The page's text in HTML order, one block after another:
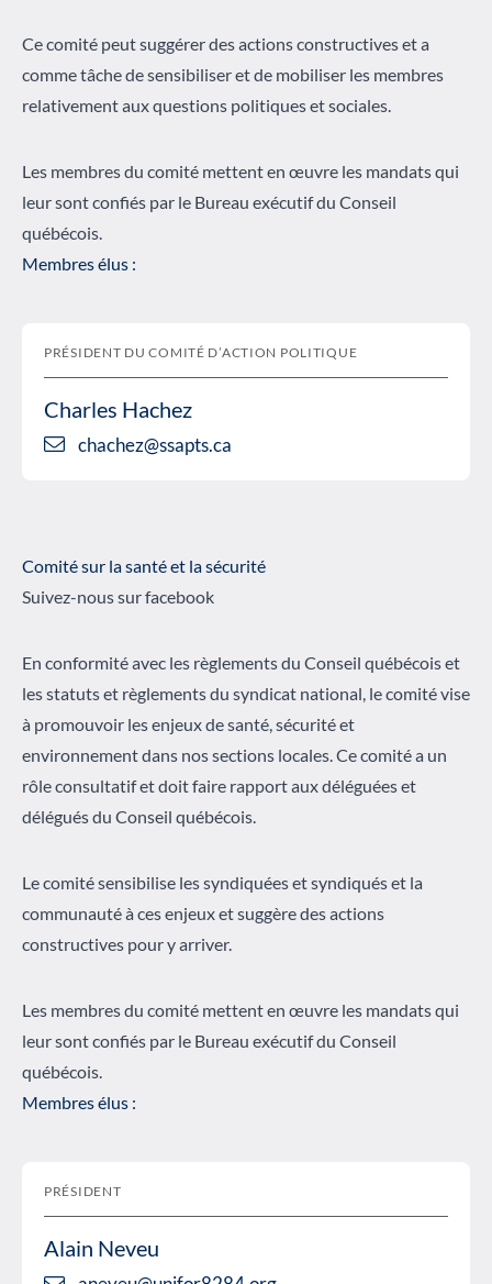
Ce comité peut suggérer des actions constructives et a
comme tâche de sensibiliser et de mobiliser les membres
relativement aux questions politiques et sociales.
Les membres du comité mettent en œuvre les mandats qui
leur sont confiés par le Bureau exécutif du Conseil
québécois.
Membres élus :
PRÉSIDENT DU COMITÉ D’ACTION POLITIQUE
Charles Hachez
chachez@ssapts.ca
Comité sur la santé et la sécurité
Suivez-nous sur facebook
En conformité avec les règlements du Conseil québécois et
les statuts et règlements du syndicat national, le comité vise
à promouvoir les enjeux de santé, sécurité et
environnement dans nos sections locales. Ce comité a un
rôle consultatif et doit faire rapport aux déléguées et
délégués du Conseil québécois.
Le comité sensibilise les syndiquées et syndiqués et la
communauté à ces enjeux et suggère des actions
constructives pour y arriver.
Les membres du comité mettent en œuvre les mandats qui
leur sont confiés par le Bureau exécutif du Conseil
québécois.
Membres élus :
PRÉSIDENT
Alain Neveu